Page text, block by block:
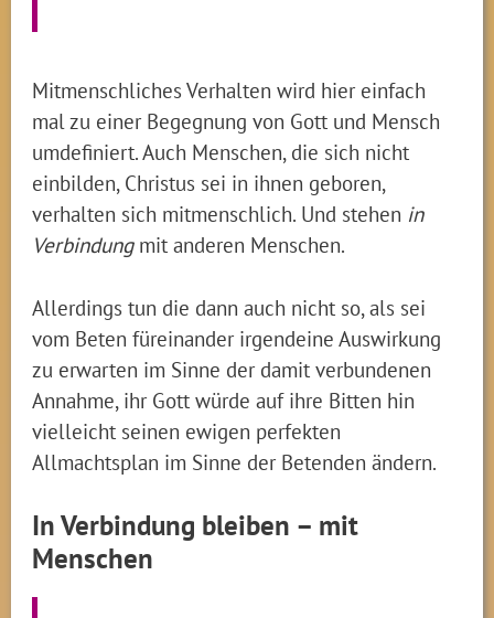
Mitmenschliches Verhalten wird hier einfach
mal zu einer Begegnung von Gott und Mensch
umdefiniert. Auch Menschen, die sich nicht
einbilden, Christus sei in ihnen geboren,
verhalten sich mitmenschlich. Und stehen in
Verbindung mit anderen Menschen.
Allerdings tun die dann auch nicht so, als sei
vom Beten füreinander irgendeine Auswirkung
zu erwarten im Sinne der damit verbundenen
Annahme, ihr Gott würde auf ihre Bitten hin
vielleicht seinen ewigen perfekten
Allmachtsplan im Sinne der Betenden ändern.
In Verbindung bleiben – mit
Menschen